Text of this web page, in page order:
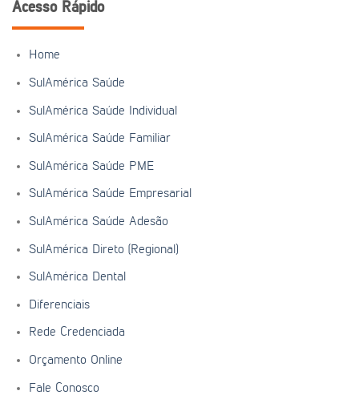
Acesso Rápido
Home
SulAmérica Saúde
SulAmérica Saúde Individual
SulAmérica Saúde Familiar
SulAmérica Saúde PME
SulAmérica Saúde Empresarial
SulAmérica Saúde Adesão
SulAmérica Direto (Regional)
SulAmérica Dental
Diferenciais
Rede Credenciada
Orçamento Online
Fale Conosco